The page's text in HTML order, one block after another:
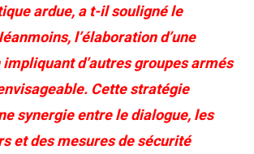
ardue, a t-il souligné le
l’élaboration d’une
d’autres groupes armés
Cette stratégie
synergie entre le dialogue, les
et des mesures de sécurité